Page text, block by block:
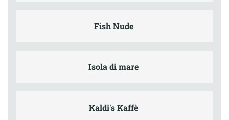
Fish Nude
Isola di mare
Kaldi's Kaffè